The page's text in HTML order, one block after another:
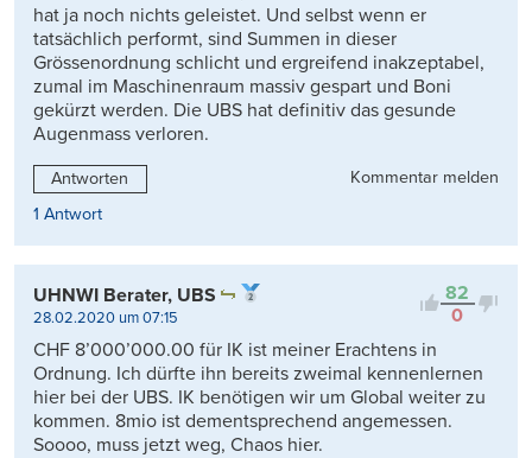
hat ja noch nichts geleistet. Und selbst wenn er
tatsächlich performt, sind Summen in dieser
Grössenordnung schlicht und ergreifend inakzeptabel,
zumal im Maschinenraum massiv gespart und Boni
gekürzt werden. Die UBS hat definitiv das gesunde
Augenmass verloren.
Antworten
Kommentar melden
1 Antwort
82
0
UHNWI Berater, UBS
28.02.2020 um 07:15
CHF 8’000’000.00 für IK ist meiner Erachtens in
Ordnung. Ich dürfte ihn bereits zweimal kennenlernen
hier bei der UBS. IK benötigen wir um Global weiter zu
kommen. 8mio ist dementsprechend angemessen.
Soooo, muss jetzt weg, Chaos hier.